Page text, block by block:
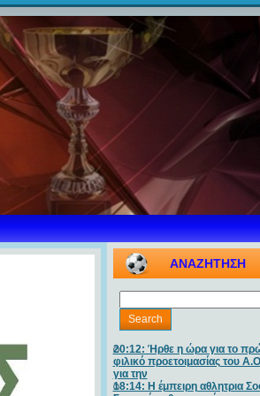
ΑΝΑΖΗΤΗΣΗ
20:12: Ήρθε η ώρα για το
φιλικό προετοιμασίας του
για την
18:14: Η έμπειρη αθλητρια